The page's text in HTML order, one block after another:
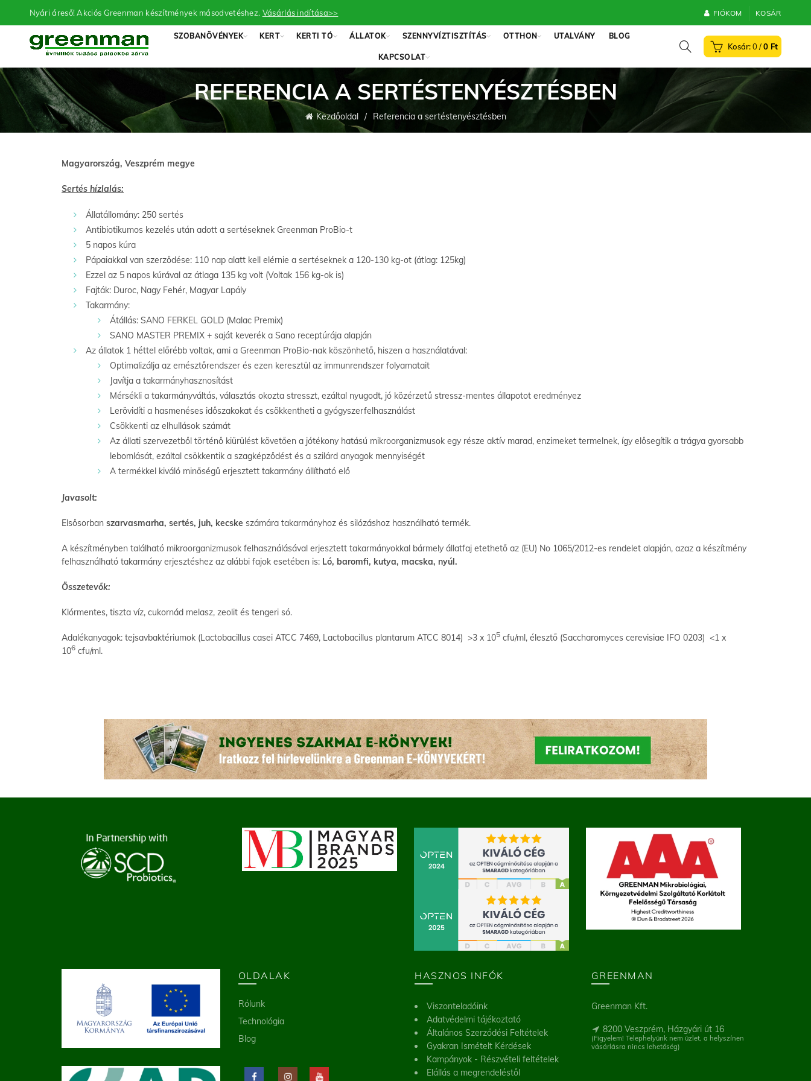
Nyári áreső! Akciós Greenman készítmények másodvetéshez. Vásárlás indítása>> FIÓKOM KOSÁR
SZOBANÖVÉNYEK KERT KERTI TÓ ÁLLATOK SZENNYVÍZTISZTÍTÁS OTTHON UTALVÁNY BLOG
KAPCSOLAT
0 / 0 Ft
REFERENCIA A SERTÉSTENYÉSZTÉSBEN
Kezdőoldal Referencia a sertéstenyésztésben
Magyarország, Veszprém megye
Sertés hízlalás:
Állatállomány: 250 sertés
Antibiotikumos kezelés után adott a sertéseknek Greenman ProBio-t
5 napos kúra
Pápaiakkal van szerződése: 110 nap alatt kell elérnie a sertéseknek a 120-130 kg-ot (átlag: 125kg)
Ezzel az 5 napos kúrával az átlaga 135 kg volt (Voltak 156 kg-ok is)
Fajták: Duroc, Nagy Fehér, Magyar Lapály
Takarmány:
Átállás: SANO FERKEL GOLD (Malac Premix)
SANO MASTER PREMIX + saját keverék a Sano receptúrája alapján
Az állatok 1 héttel előrébb voltak, ami a Greenman ProBio-nak köszönhető, hiszen a használatával:​
Optimalizálja az emésztőrendszer és ezen keresztül az immunrendszer folyamatait
Javítja a takarmányhasznosítást
Mérsékli a takarmányváltás, választás okozta stresszt, ezáltal nyugodt, jó közérzetű stressz-mentes állapotot eredményez
Lerövidíti a hasmenéses időszakokat és csökkentheti a gyógyszerfelhasználást
Csökkenti az elhullások számát
Az állati szervezetből történő kiürülést követően a jótékony hatású mikroorganizmusok egy része aktív marad, enzimeket termelnek, így elősegítik a trágya gyorsabb
lebomlását, ezáltal csökkentik a szagképződést és a szilárd anyagok mennyiségét
A termékkel kiváló minőségű erjesztett takarmány állítható elő
Javasolt:
Elsősorban szarvasmarha, sertés, juh, kecske számára takarmányhoz és silózáshoz használható termék.
A készítményben található mikroorganizmusok felhasználásával erjesztett takarmányokkal bármely állatfaj etethető az (EU) No 1065/2012-es rendelet alapján, azaz a készítmény
felhasználható takarmány erjesztéshez az alábbi fajok esetében is: Ló, baromfi, kutya, macska, nyúl.
Összetevők:
Klórmentes, tiszta víz, cukornád melasz, zeolit és tengeri só.
Adalékanyagok: tejsavbaktériumok (Lactobacillus casei ATCC 7469, Lactobacillus plantarum ATCC 8014) >3 x 105 cfu/ml, élesztő (Saccharomyces cerevisiae IFO 0203) <1 x
106 cfu/ml.
OLDALAK
Rólunk
Technológia
Blog
HASZNOS INFÓK
Viszonteladóink
Adatvédelmi tájékoztató
Általános Szerződési Feltételek
Gyakran Ismételt Kérdések
Kampányok - Részvételi feltételek
Elállás a megrendeléstől
GREENMAN
Greenman Kft.
8200 Veszprém, Házgyári út 16
(Figyelem! Telephelyünk nem üzlet, a helyszínen
vásárlásra nincs lehetőség)